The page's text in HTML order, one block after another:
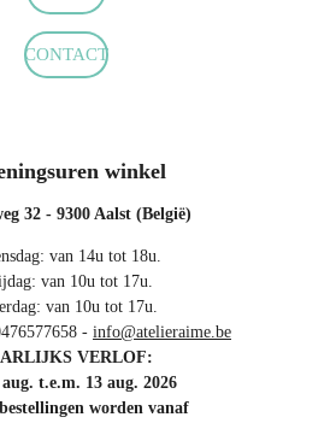
CONTACT
winkel
32 - 9300 Aalst (België)
van 14u tot 18u.
van 10u tot 17u.
van 10u tot 17u.
- info@atelieraime.be
VERLOF:
t.e.m. 13 aug. 2026
worden vanaf